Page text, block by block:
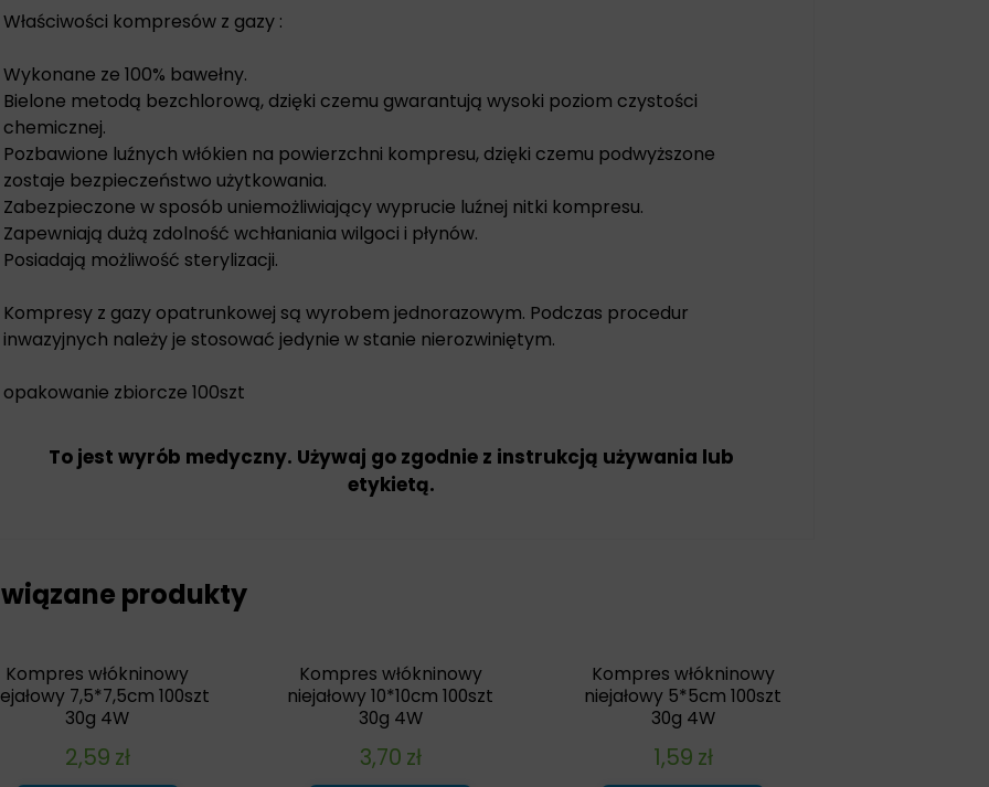
Właściwości kompresów z gazy :
Wykonane ze 100% bawełny.
Bielone metodą bezchlorową, dzięki czemu gwarantują wysoki poziom czystości
chemicznej.
Pozbawione luźnych włókien na powierzchni kompresu, dzięki czemu podwyższone
zostaje bezpieczeństwo użytkowania.
Zabezpieczone w sposób uniemożliwiający wyprucie luźnej nitki kompresu.
Zapewniają dużą zdolność wchłaniania wilgoci i płynów.
Posiadają możliwość sterylizacji.
Kompresy z gazy opatrunkowej są wyrobem jednorazowym. Podczas procedur
inwazyjnych należy je stosować jedynie w stanie nierozwiniętym.
opakowanie zbiorcze 100szt
To jest wyrób medyczny. Używaj go zgodnie z instrukcją używania lub
etykietą.
produkty
Kompres włókninowy
7,5*7,5cm 100szt
30g 4W
2,59 zł
Kompres włókninowy
niejałowy 10*10cm 100szt
30g 4W
3,70 zł
Kompres włókninowy
niejałowy 5*5cm 100szt
30g 4W
1,59 zł